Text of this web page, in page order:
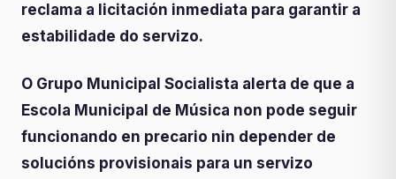
reclama a licitación inmediata para garantir a
estabilidade do servizo.
O Grupo Municipal Socialista alerta de que a
Escola Municipal de Música non pode seguir
funcionando en precario nin depender de
solucións provisionais para un servizo